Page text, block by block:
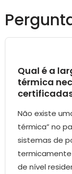
Qual é a
térmica
Não existe
térmica” no
sistemas de
termicamente
de nível